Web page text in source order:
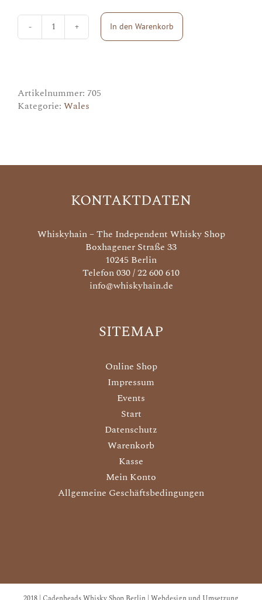
Penderyn
Madeira
In den Warenkorb
Artikelnummer: 705
Kategorie: Wales
KONTAKTDATEN
Whiskyhain – The Independent Whisky Shop
Boxhagener Straße 33
10245 Berlin
Telefon 030 / 22 600 610
info@whiskyhain.de
SITEMAP
Online Shop
Impressum
Events
Start
Datenschutz
Warenkorb
Kasse
Mein Konto
Allgemeine Geschäftsbedingungen